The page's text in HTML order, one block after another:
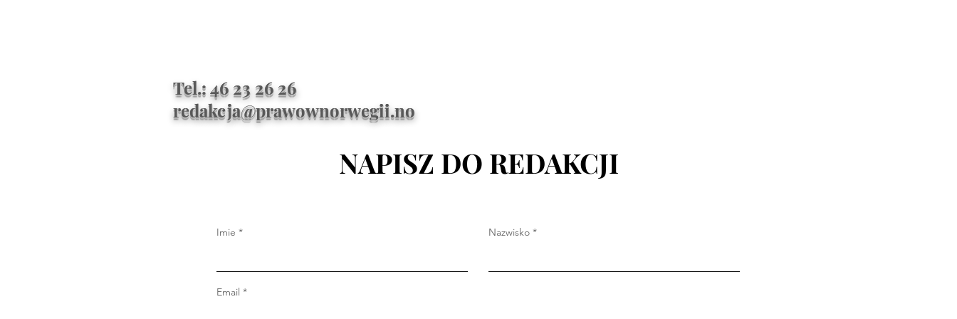
Tel.: 46 23 26 26
redakcja@prawownorwegii.no
NAPISZ DO REDAKCJI
Imie Nazwisko
Email